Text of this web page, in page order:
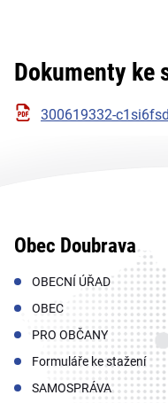
Dokumenty ke
300619332-
Obec Doubrava
OBECNÍ ÚŘAD
OBEC
PRO OBČANY
Formuláře ke stažení
SAMOSPRÁVA